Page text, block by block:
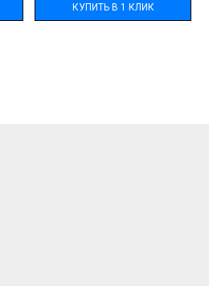
КУПИТЬ В 1 КЛИК